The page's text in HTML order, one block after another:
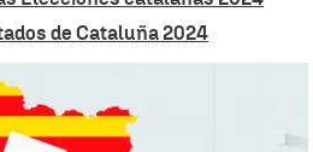
de Cataluña 2024